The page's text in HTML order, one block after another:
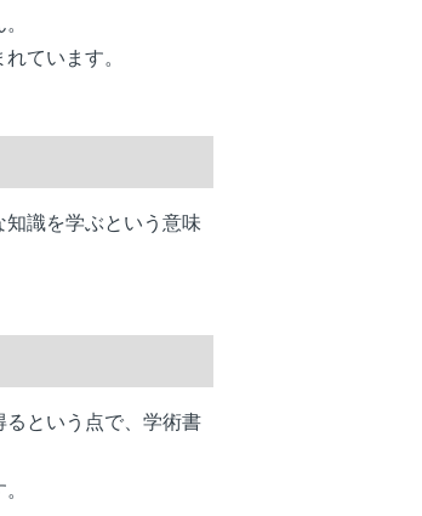
ています。
識を学ぶという意味
るという点で、学術書